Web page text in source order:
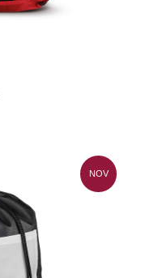
NOV